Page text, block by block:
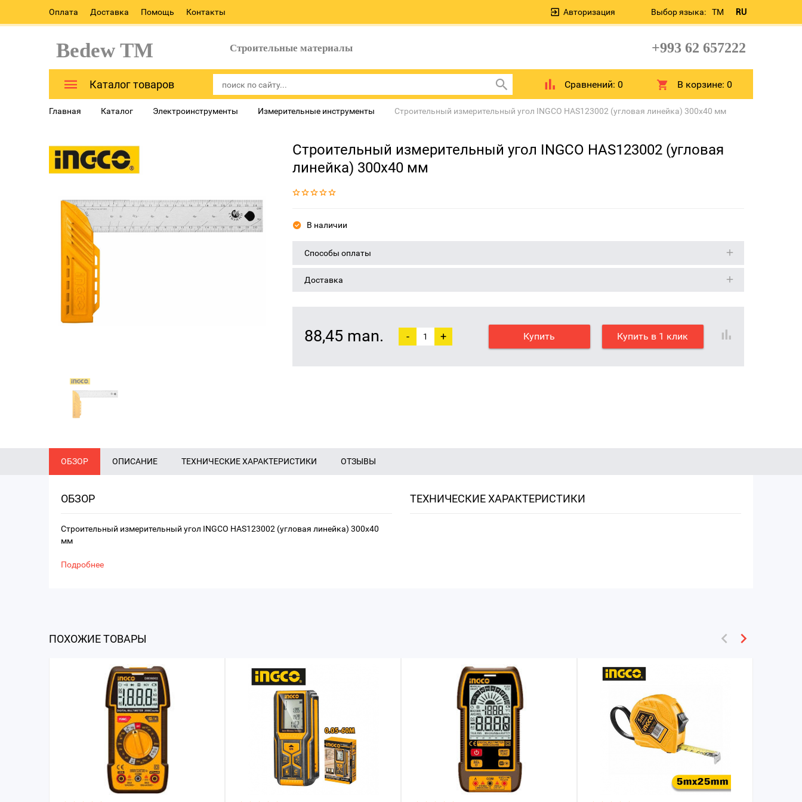
Оплата Доставка Помощь Контакты Выбор языка: TM RU
Авторизация
Bedew TM Строительные материалы +993 62 657222
Каталог товаров Сравнений: 0 В корзине:0
Главная Каталог Электроинструменты Измерительные инструменты Строительный измерительный угол INGCO HAS123002 (угловая линейка) 300х40 мм
Строительный измерительный угол INGCO HAS123002 (угловая
линейка) 300х40 мм
В наличии
Способы оплаты
Доставка
88,45 man. - + Купить Купить в 1 клик
ОБЗОР ОПИСАНИЕ ТЕХНИЧЕСКИЕ ХАРАКТЕРИСТИКИ ОТЗЫВЫ
ОБЗОР
Строительный измерительный угол INGCO HAS123002 (угловая линейка) 300х40
мм
Подробнее
ТЕХНИЧЕСКИЕ ХАРАКТЕРИСТИКИ
ПОХОЖИЕ ТОВАРЫ